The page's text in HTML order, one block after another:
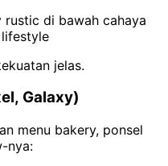
di bawah cahaya
jelas.
Galaxy)
menu bakery, ponsel
nya: